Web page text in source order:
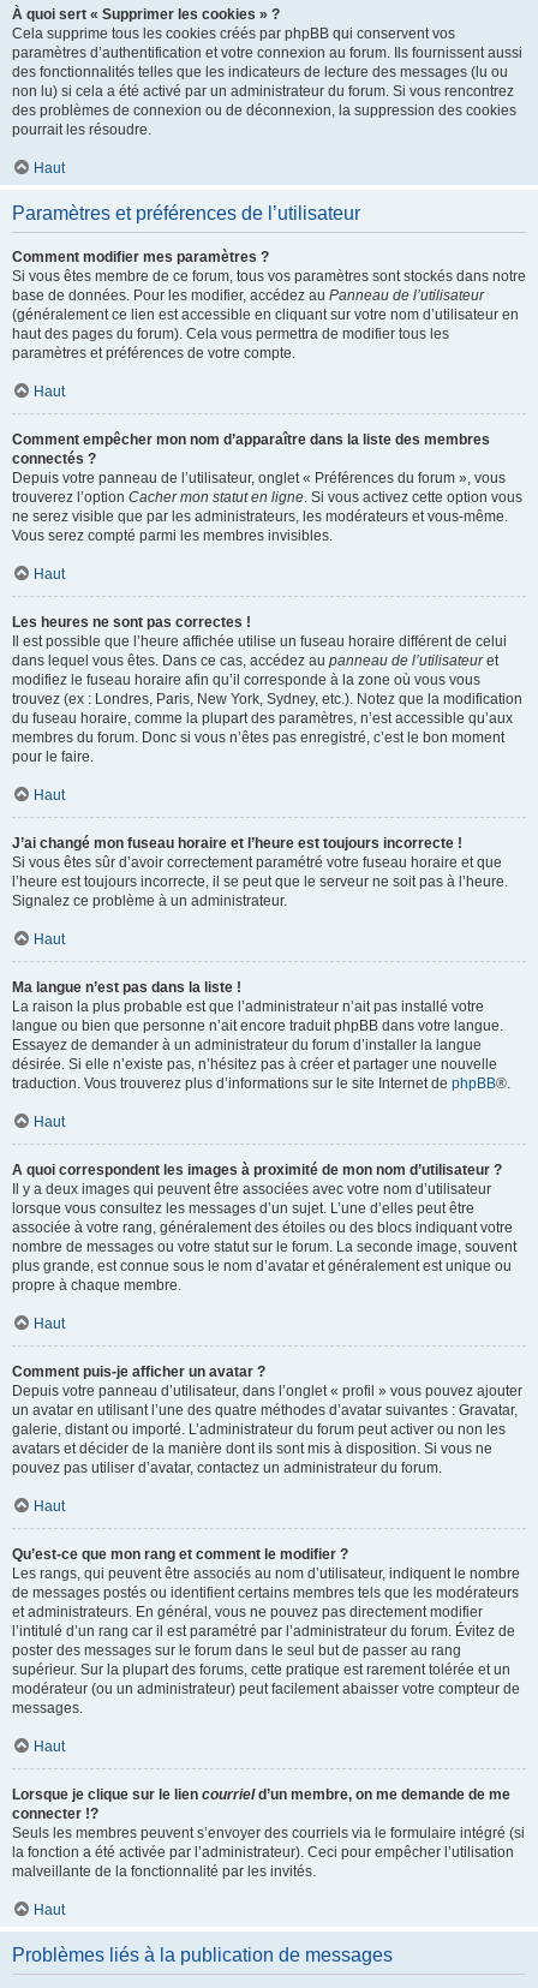
À quoi sert « Supprimer les cookies » ?
Cela supprime tous les cookies créés par phpBB qui conservent vos
paramètres d’authentification et votre connexion au forum. Ils fournissent aussi
des fonctionnalités telles que les indicateurs de lecture des messages (lu ou
non lu) si cela a été activé par un administrateur du forum. Si vous rencontrez
des problèmes de connexion ou de déconnexion, la suppression des cookies
pourrait les résoudre.
Haut
Paramètres et préférences de l’utilisateur
Comment modifier mes paramètres ?
Si vous êtes membre de ce forum, tous vos paramètres sont stockés dans notre
base de données. Pour les modifier, accédez au Panneau de l’utilisateur
(généralement ce lien est accessible en cliquant sur votre nom d’utilisateur en
haut des pages du forum). Cela vous permettra de modifier tous les
paramètres et préférences de votre compte.
Haut
Comment empêcher mon nom d’apparaître dans la liste des membres
connectés ?
Depuis votre panneau de l’utilisateur, onglet « Préférences du forum », vous
trouverez l’option Cacher mon statut en ligne. Si vous activez cette option vous
ne serez visible que par les administrateurs, les modérateurs et vous-même.
Vous serez compté parmi les membres invisibles.
Haut
Les heures ne sont pas correctes !
Il est possible que l’heure affichée utilise un fuseau horaire différent de celui
dans lequel vous êtes. Dans ce cas, accédez au panneau de l’utilisateuret
modifiez le fuseau horaire afin qu’il corresponde à la zone où vous vous
trouvez (ex : Londres, Paris, New York, Sydney, etc.). Notez que la modification
du fuseau horaire, comme la plupart des paramètres, n’est accessible qu’aux
membres du forum. Donc si vous n’êtes pas enregistré, c’est le bon moment
pour le faire.
Haut
J’ai changé mon fuseau horaire et l’heure est toujours incorrecte !
Si vous êtes sûr d’avoir correctement paramétré votre fuseau horaire et que
l’heure est toujours incorrecte, il se peut que le serveur ne soit pas à l’heure.
Signalez ce problème à un administrateur.
Haut
Ma langue n’est pas dans la liste !
La raison la plus probable est que l’administrateur n’ait pas installé votre
langue ou bien que personne n’ait encore traduit phpBB dans votre langue.
Essayez de demander à un administrateur du forum d’installer la langue
désirée. Si elle n’existe pas, n’hésitez pas à créer et partager une nouvelle
traduction. Vous trouverez plus d’informations sur le site Internet de phpBB®.
Haut
A quoi correspondent les images à proximité de mon nom d’utilisateur ?
Il y a deux images qui peuvent être associées avec votre nom d’utilisateur
lorsque vous consultez les messages d’un sujet. L’une d’elles peut être
associée à votre rang, généralement des étoiles ou des blocs indiquant votre
nombre de messages ou votre statut sur le forum. La seconde image, souvent
plus grande, est connue sous le nom d’avatar et généralement est unique ou
propre à chaque membre.
Haut
Comment puis-je afficher un avatar ?
Depuis votre panneau d’utilisateur, dans l’onglet « profil » vous pouvez ajouter
un avatar en utilisant l’une des quatre méthodes d’avatar suivantes : Gravatar,
galerie, distant ou importé. L’administrateur du forum peut activer ou non les
avatars et décider de la manière dont ils sont mis à disposition. Si vous ne
pouvez pas utiliser d’avatar, contactez un administrateur du forum.
Haut
Qu’est-ce que mon rang et comment le modifier ?
Les rangs, qui peuvent être associés au nom d’utilisateur, indiquent le nombre
de messages postés ou identifient certains membres tels que les modérateurs
et administrateurs. En général, vous ne pouvez pas directement modifier
l’intitulé d’un rang car il est paramétré par l’administrateur du forum. Évitez de
poster des messages sur le forum dans le seul but de passer au rang
supérieur. Sur la plupart des forums, cette pratique est rarement tolérée et un
modérateur (ou un administrateur) peut facilement abaisser votre compteur de
messages.
Haut
Lorsque je clique sur le lien courrield’un membre, on me demande de me
connecter !?
Seuls les membres peuvent s’envoyer des courriels via le formulaire intégré (si
la fonction a été activée par l’administrateur). Ceci pour empêcher l’utilisation
malveillante de la fonctionnalité par les invités.
Haut
Problèmes liés à la publication de messages